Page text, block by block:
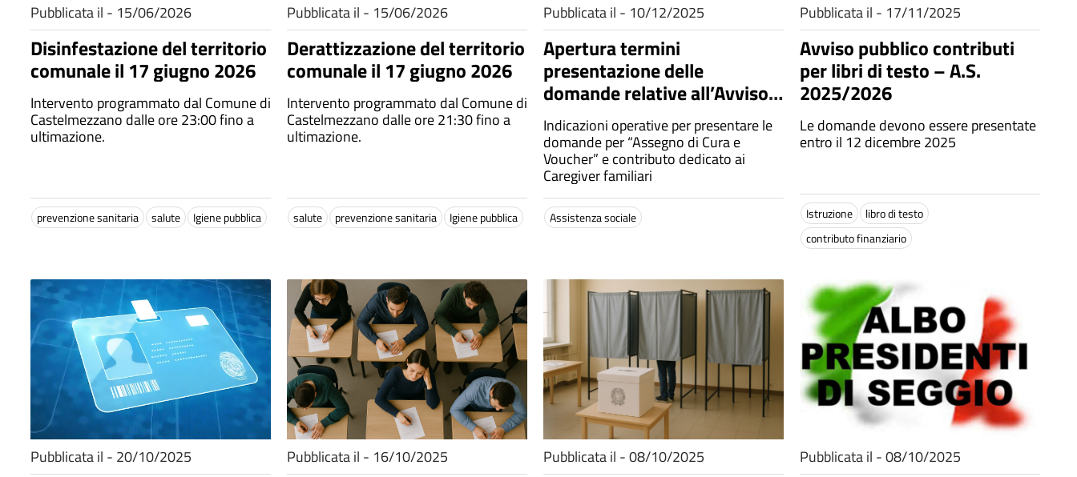
Pubblicata il - 15/06/2026
Disinfestazione del territorio
comunale il 17 giugno 2026
Intervento programmato dal Comune di
Castelmezzano dalle ore 23:00 fino a
ultimazione.
prevenzione sanitaria salute Igiene pubblica
Pubblicata il - 15/06/2026
Derattizzazione del territorio
comunale il 17 giugno 2026
Intervento programmato dal Comune di
Castelmezzano dalle ore 21:30 fino a
ultimazione.
salute prevenzione sanitaria Igiene pubblica
Pubblicata il - 10/12/2025
Apertura termini
presentazione delle
domande relative all’Avviso
“Assegno di Cura e Voucher”
e al contributo dedicato ai
Caregiver familiari
Indicazioni operative per presentare le
domande per “Assegno di Cura e
Voucher” e contributo dedicato ai
Caregiver familiari
Assistenza sociale
Pubblicata il - 17/11/2025
Avviso pubblico contributi
per libri di testo – A.S.
2025/2026
Le domande devono essere presentate
entro il 12 dicembre 2025
Istruzione
libro di testo
contributo finanziario
Pubblicata il - 20/10/2025 Pubblicata il - 16/10/2025 Pubblicata il - 08/10/2025 Pubblicata il - 08/10/2025